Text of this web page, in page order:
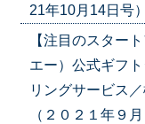
21年10月14日号
【注目のスター
エー）公式ギフ
リングサービス
（２０２１年９